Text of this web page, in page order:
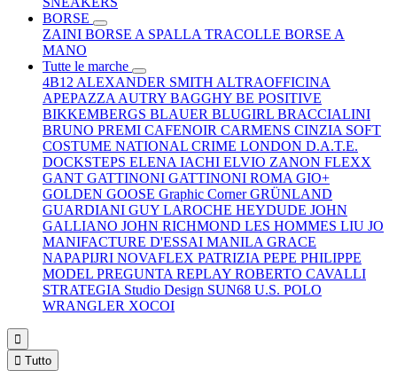
BORSE
ZAINI BORSE A SPALLA TRACOLLE BORSE A
MANO
Tutte le marche
4B12 ALEXANDER SMITH ALTRAOFFICINA
APEPAZZA AUTRY BAGGHY BE POSITIVE
BIKKEMBERGS BLAUER BLUGIRL BRACCIALINI
BRUNO PREMI CAFENOIR CARMENS CINZIA SOFT
COSTUME NATIONAL CRIME LONDON D.A.T.E.
DOCKSTEPS ELENA IACHI ELVIO ZANON FLEXX
GANT GATTINONI GATTINONI ROMA GIO+
GOLDEN GOOSE Graphic CornerGRÜNLAND
GUARDIANI GUY LAROCHE HEYDUDE JOHN
GALLIANO JOHN RICHMOND LES HOMMES LIU JO
MANIFACTURE D'ESSAI MANILA GRACE
NAPAPIJRI NOVAFLEX PATRIZIA PEPE PHILIPPE
MODEL PREGUNTA REPLAY ROBERTO CAVALLI
STRATEGIA Studio Design SUN68 U.S. POLO
WRANGLER XOCOI

 Tutto